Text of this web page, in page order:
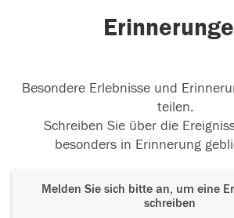
Besondere Erlebnisse und
teilen.
Schreiben Sie über die
besonders in Erinnerung
Melden Sie sich bitte an, um eine
schreiben